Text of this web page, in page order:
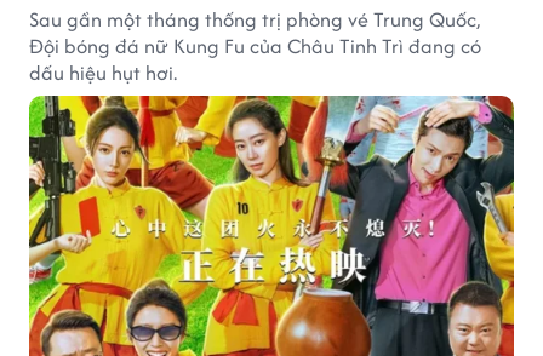
Sau gần một tháng thống trị phòng vé Trung Quốc,
Đội bóng đá nữ Kung Fu của Châu Tinh Trì đang có
dấu hiệu hụt hơi.